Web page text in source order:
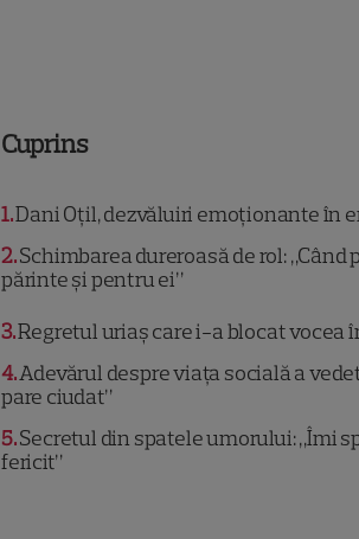
Cuprins
1Dani Oțil, dezvăluiri emoționante în
2Schimbarea dureroasă de rol:
părinte și pentru ei”
3Regretul uriaș care i-a blocat vocea
4Adevărul despre viața socială a
pare ciudat”
5Secretul din spatele umorului: „Îmi
fericit”